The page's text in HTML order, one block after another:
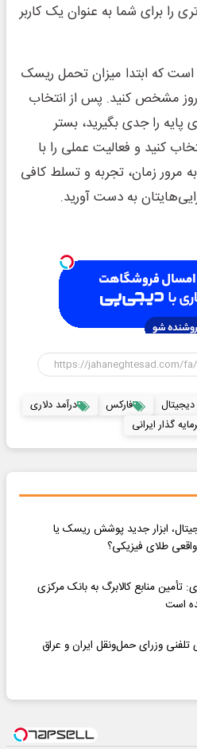
را برای شما به عنوان یک کاربر
است که ابتدا میزان تحمل ریسک
روز مشخص کنید. پس از انتخاب
را جدی بگیرید، بستر
کنید و فعالیت عملی را با
به مرور زمان، تجربه و تسلط کافی
به دست آورید.
دیجیتال فارکس
درآمد دلاری
گذار ایرانی
ابزار جدید پوشش ریسک یا
طلای فیزیکی؟
تأمین منابع کالابرگ به بانک مرکزی
است
وزرای حمل‌ونقل ایران و عراق